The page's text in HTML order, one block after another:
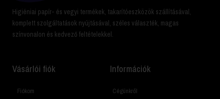
Higiéniai papír- és vegyi termékek, takarítóeszközök szállításával,
komplett szolgáltatások nyújtásával, széles választék, magas
színvonalon és kedvező feltételekkel.
Vásárlói fiók
Fiókom
Információk
Cégünkről